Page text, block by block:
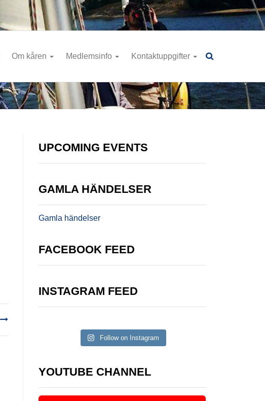
Om kåren Medlemsinfo Kontaktuppgifter
UPCOMING EVENTS
GAMLA HÄNDELSER
Gamla händelser
FACEBOOK FEED
INSTAGRAM FEED
Follow on Instagram
YOUTUBE CHANNEL